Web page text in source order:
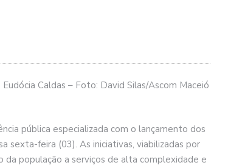
Caldas – Foto: David Silas/Ascom Maceió
pública especializada com o lançamento dos
sexta-feira (03). As iniciativas, viabilizadas por
da população a serviços de alta complexidade e